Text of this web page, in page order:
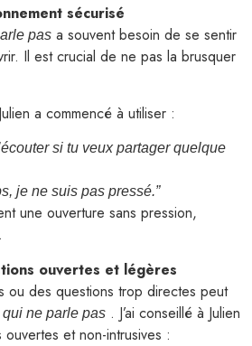
sécurisé
pas a souvent besoin de se sentir
Il est crucial de ne pas la brusquer
a commencé à utiliser :
si tu veux partager quelque
je ne suis pas pressé.”
une ouverture sans pression,
ouvertes et légères
ou des questions trop directes peut
ne parle pas . J’ai conseillé à Julien
et non-intrusives :